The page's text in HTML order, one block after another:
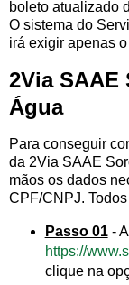
boleto atualizado
O sistema do
irá exigir apenas
2Via SAAE
Água
Para conseguir
da 2Via SAAE
mãos os dados
CPF/CNPJ.
Passo 01-
https://
clique na